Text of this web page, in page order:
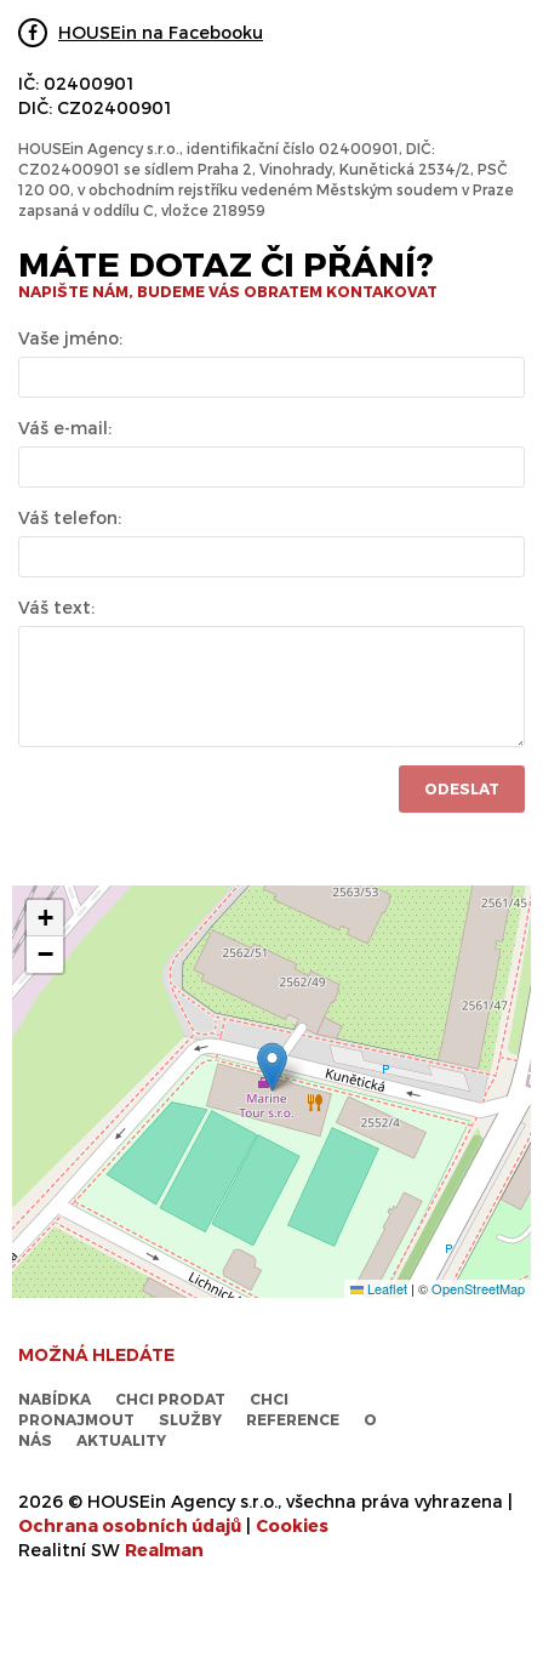
HOUSEin na Facebooku
IČ: 02400901
DIČ: CZ02400901
HOUSEin Agency s.r.o., identifikační číslo 02400901, DIČ:
CZ02400901 se sídlem Praha 2, Vinohrady, Kunětická 2534/2, PSČ
120 00, v obchodním rejstříku vedeném Městským soudem v Praze
zapsaná v oddílu C, vložce 218959
MÁTE DOTAZ ČI PŘÁNÍ?
NAPIŠTE NÁM, BUDEME VÁS OBRATEM KONTAKOVAT
Vaše jméno:
Váš e-mail:
Váš telefon:
Váš text:
ODESLAT
+
−
Leaflet | ©OpenStreetMap
MOŽNÁ HLEDÁTE
NABÍDKA CHCI PRODAT
CHCI
PRONAJMOUT
SLUŽBY REFERENCE
O
NÁS
AKTUALITY
2026 © HOUSEin Agency s.r.o., všechna práva vyhrazena |
Ochrana osobních údajů
Cookies
Realitní SW Realman